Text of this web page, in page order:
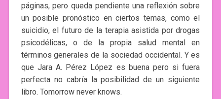
páginas, pero queda pendiente una reflexión sobre
un posible pronóstico en ciertos temas, como el
suicidio, el futuro de la terapia asistida por drogas
psicodélicas, o de la propia salud mental en
términos generales de la sociedad occidental. Y es
que Jara A. Pérez López es buena pero si fuera
perfecta no cabría la posibilidad de un siguiente
libro. Tomorrow never knows.